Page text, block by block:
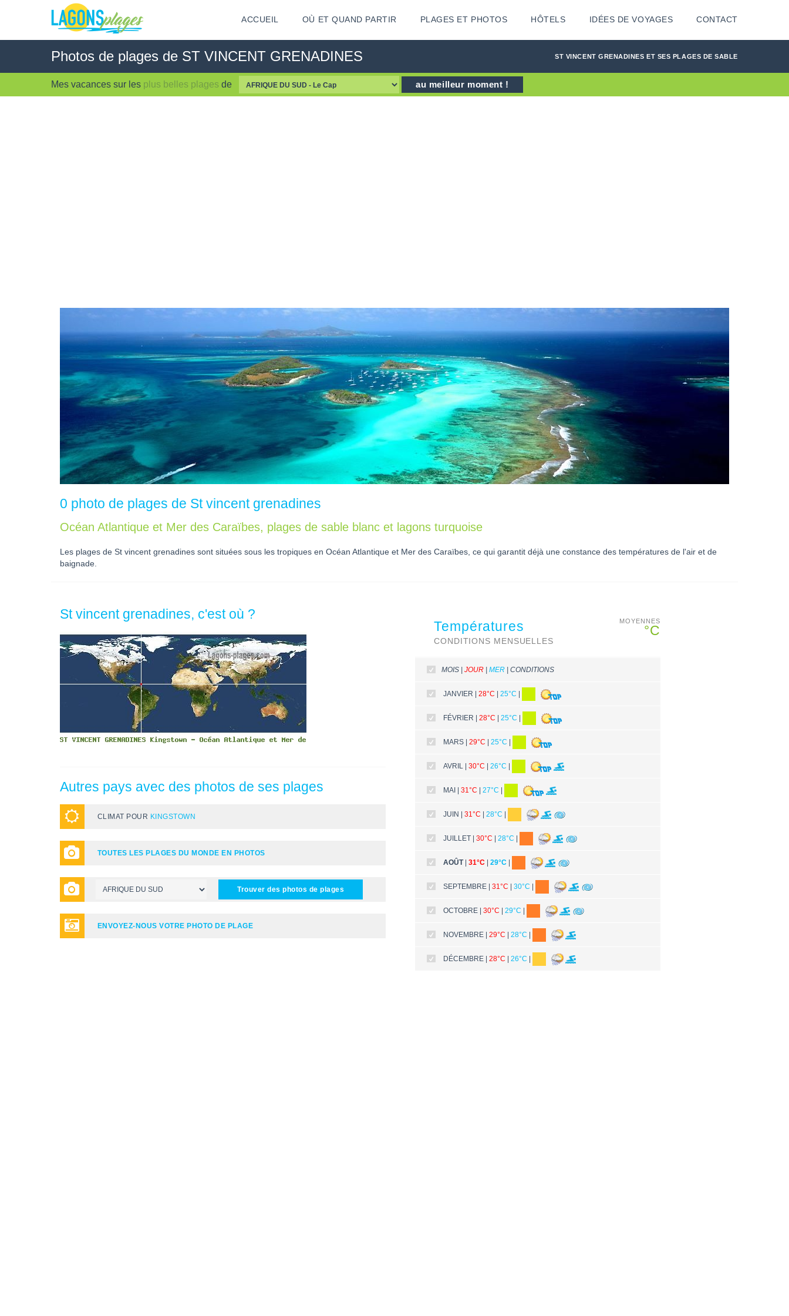
ACCUEIL OÙ ET QUAND PARTIR PLAGES ET PHOTOS HÔTELS IDÉES DE VOYAGES CONTACT
Photos de plages de ST VINCENT GRENADINES ST VINCENT GRENADINES ET SES PLAGES DE SABLE
Mes vacances sur les plus belles plages de au meilleur moment !
0 photo de plages de St vincent grenadines
Océan Atlantique et Mer des Caraïbes, plages de sable blanc et lagons turquoise
Les plages de St vincent grenadines sont situées sous les tropiques en Océan Atlantique et Mer des Caraïbes, ce qui garantit déjà une constance des températures de l'air et de
baignade.
St vincent grenadines, c'est où ?
Autres pays avec des photos de ses plages
CLIMAT POUR KINGSTOWN
TOUTES LES PLAGES DU MONDE EN PHOTOS
Trouver des photos de plages
ENVOYEZ-NOUS VOTRE PHOTO DE PLAGE
Températures
CONDITIONS MENSUELLES
MOYENNES
°C
MOIS | JOUR MER | CONDITIONS
JANVIER | 28°C 25°C
FÉVRIER | 28°C 25°C
MARS | 29°C 25°C
AVRIL | 30°C 26°C
MAI | 31°C 27°C
JUIN | 31°C 28°C
JUILLET | 30°C 28°C
AOÛT 31°C 29°C
SEPTEMBRE | 31°C 30°C
OCTOBRE | 30°C 29°C
NOVEMBRE | 29°C 28°C
DÉCEMBRE | 28°C 26°C